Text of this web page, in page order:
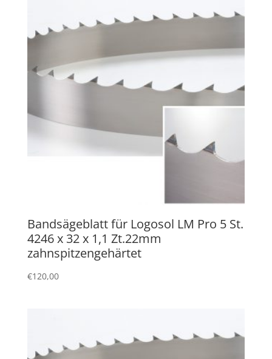
Bandsägeblatt für Logosol LM Pro 5 St.
4246 x 32 x 1,1 Zt.22mm
zahnspitzengehärtet
€120,00